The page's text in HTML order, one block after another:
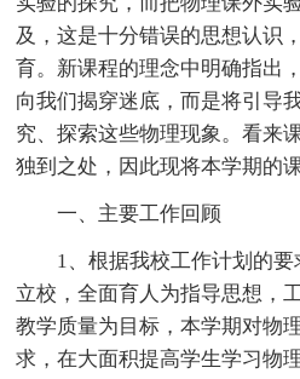
及，这是十分错误的思想认识
育。新课程的理念中明确指出
向我们揭穿迷底，而是将引导
究、探索这些物理现象。看来
独到之处，因此现将本学期的
一、主要工作回顾
1、根据我校工作计划的
立校，全面育人为指导思想，
教学质量为目标，本学期对物
求，在大面积提高学生学习物